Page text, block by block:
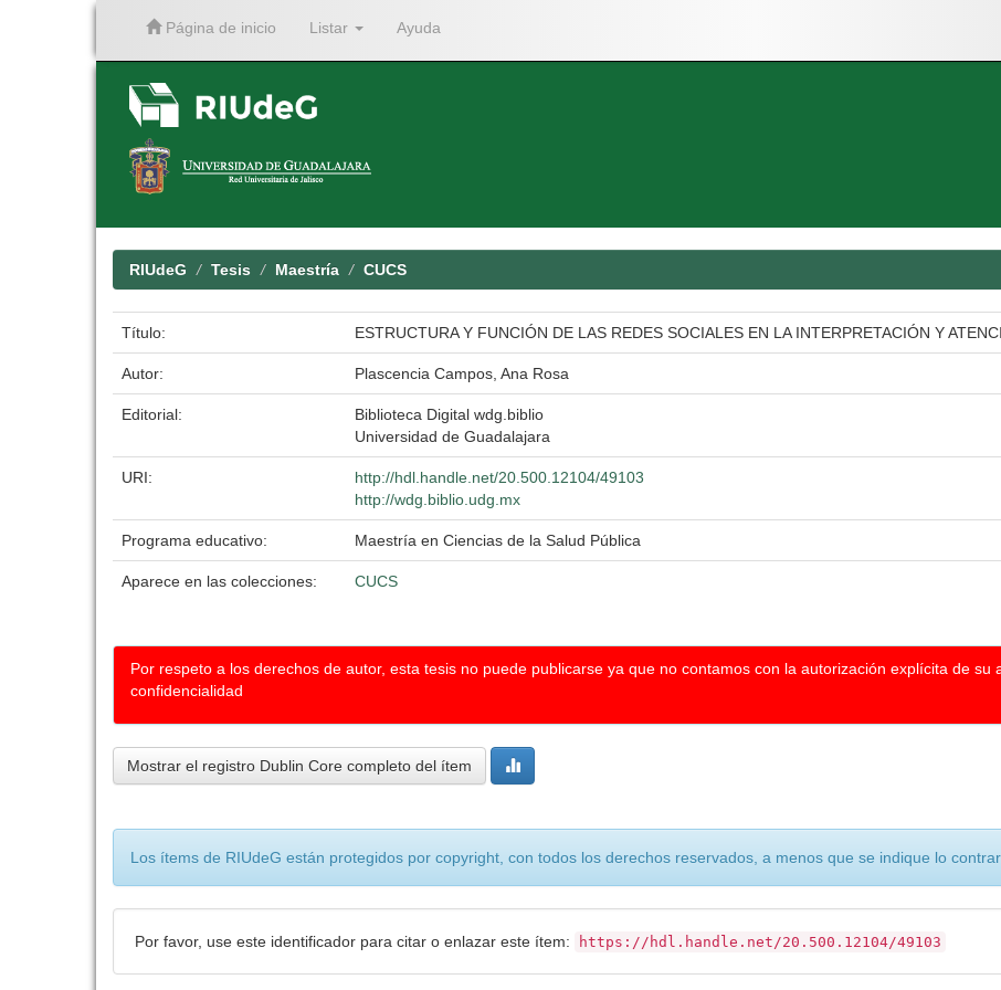
Página de inicio Listar Ayuda
RIUdeG Tesis Maestría CUCS
Título: ESTRUCTURA Y FUNCIÓN DE LAS REDES SOCIALES EN LA INTERPRETACIÓN Y
Autor: Plascencia Campos, Ana Rosa
Editorial:
Biblioteca Digital wdg.biblio
Universidad de Guadalajara
URI:
http://hdl.handle.net/20.500.12104/49103
http://wdg.biblio.udg.mx
Programa educativo: Maestría en Ciencias de la Salud Pública
Aparece en las colecciones: CUCS
Por respeto a los derechos de autor, esta tesis no puede publicarse ya que no contamos con la autorización explícita de su
confidencialidad
Mostrar el registro Dublin Core completo del ítem
Los ítems de RIUdeG están protegidos por copyright, con todos los derechos reservados, a menos que se indique lo
Por favor, use este identificador para citar o enlazar este ítem: https://hdl.handle.net/20.500.12104/49103